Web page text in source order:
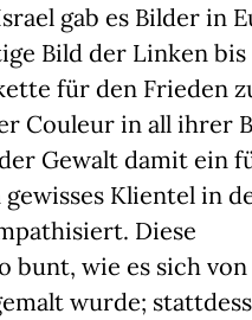
gab es Bilder in
Bild der Linken bis
für den Frieden
Couleur in all ihrer
Gewalt damit ein
Klientel in
Diese
bunt, wie es sich
wurde;